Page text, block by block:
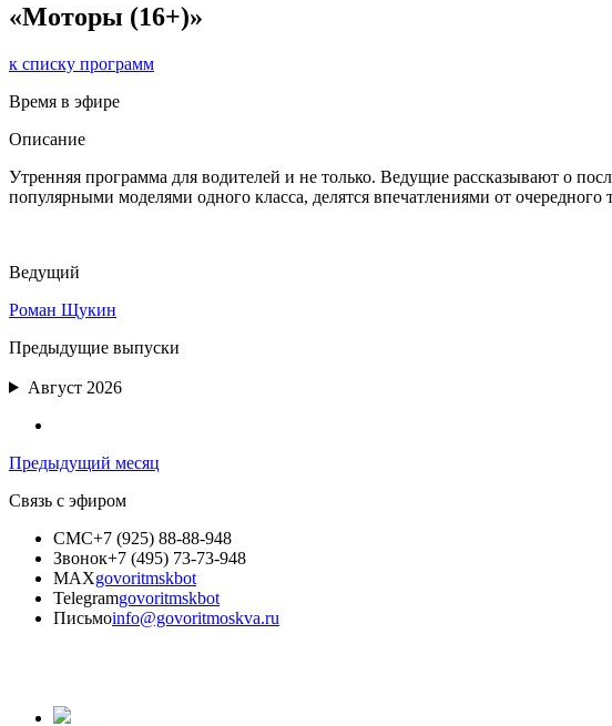
«Моторы (16+)»
к списку программ
Время в эфире
Описание
Утренняя программа для водителей и не только. Ведущие рассказывают о
популярными моделями одного класса, делятся впечатлениями от
Ведущий
Роман Щукин
Предыдущие выпуски
Август 2026
Предыдущий месяц
Связь с эфиром
СМС+7 (925) 88-88-948
Звонок+7 (495) 73-73-948
MAXgovoritmskbot
Telegramgovoritmskbot
Письмоinfo@govoritmoskva.ru